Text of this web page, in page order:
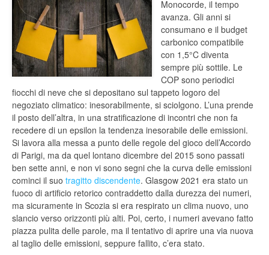
Monocorde, il tempo
avanza. Gli anni si
consumano e il budget
carbonico compatibile
con 1,5°C diventa
sempre più sottile. Le
COP sono periodici
fiocchi di neve che si depositano sul tappeto logoro del
negoziato climatico: inesorabilmente, si sciolgono. L’una prende
il posto dell’altra, in una stratificazione di incontri che non fa
recedere di un epsilon la tendenza inesorabile delle emissioni.
Si lavora alla messa a punto delle regole del gioco dell’Accordo
di Parigi, ma da quel lontano dicembre del 2015 sono passati
ben sette anni, e non vi sono segni che la curva delle emissioni
cominci il suo tragitto discendente. Glasgow 2021 era stato un
fuoco di artificio retorico contraddetto dalla durezza dei numeri,
ma sicuramente in Scozia si era respirato un clima nuovo, uno
slancio verso orizzonti più alti. Poi, certo, i numeri avevano fatto
piazza pulita delle parole, ma il tentativo di aprire una via nuova
al taglio delle emissioni, seppure fallito, c’era stato.